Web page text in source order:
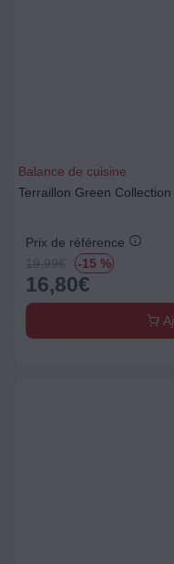
Balance de cuisine
Terraillon Green
Prix de référence
19.99€ -15 %
16,80€